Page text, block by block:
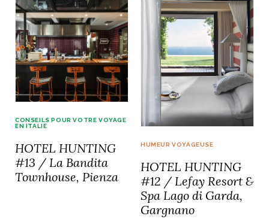
CONSEILS POUR VOTRE VOYAGE
EN ITALIE
HOTEL HUNTING
#13 / La Bandita
Townhouse, Pienza
HUMEUR VOYAGEUSE
HOTEL HUNTING
#12 / Lefay Resort &
Spa Lago di Garda,
Gargnano